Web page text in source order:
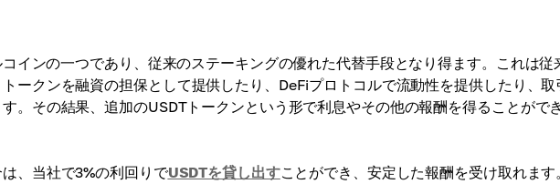
インの一つであり、従来のステーキングの優れた代替手段となり得ます。これは従
ークンを融資の担保として提供したり、DeFiプロトコルで流動性を提供したり、取
。その結果、追加のUSDTトークンという形で利息やその他の報酬を得ることがで
、当社で3%の利回りでUSDTを貸し出すことができ、安定した報酬を受け取れます